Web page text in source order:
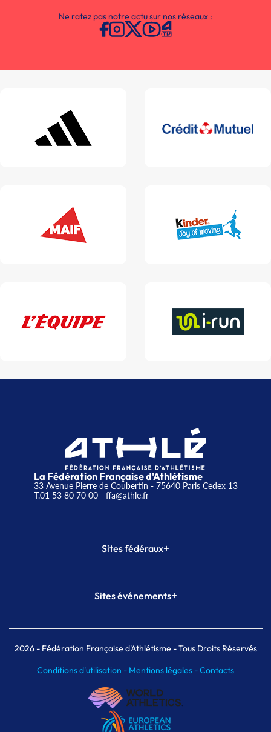
Ne ratez pas notre actu sur nos réseaux :
La Fédération Française d'Athlétisme
33 Avenue Pierre de Coubertin - 75640 Paris Cedex 13
T.01 53 80 70 00- ffa@athle.fr
Sites fédéraux+
Plateforme Formation
Sites événements+
Meeting de Paris indoor
MAIF Ekiden de Paris
2026- Fédération Française d'Athlétisme - Tous Droits Réservés
Conditions d'utilisation - Mentions légales -Contacts